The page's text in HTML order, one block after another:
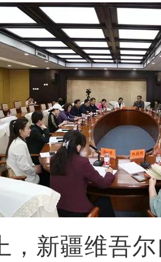
新疆维吾尔